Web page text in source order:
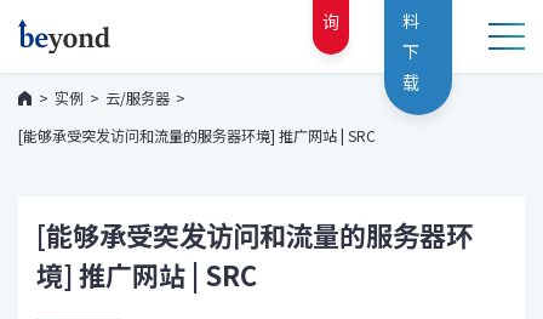
询
料
下
载
实例
云/服务器
[能够承受突发访问和流量的服务器环境] 推广网站 | SRC
[能够承受突发访问和流量的服务器环
境] 推广网站 | SRC